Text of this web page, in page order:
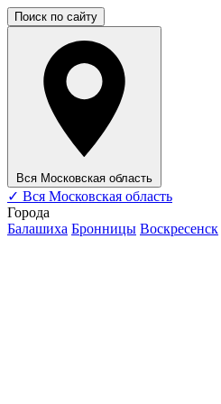
Поиск по сайту
Вся Московская область
✓ Вся Московская область
Города
Балашиха Бронницы Воскресенск